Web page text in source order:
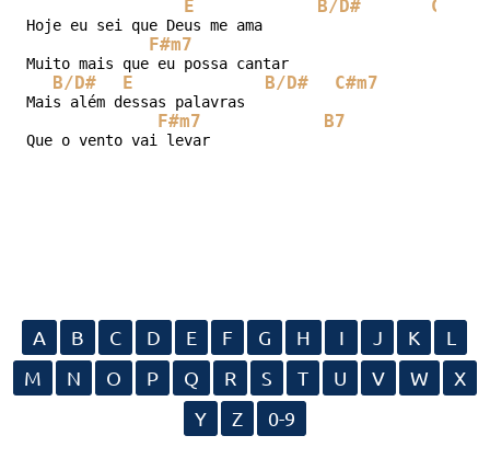
E B/D# C#m7
Hoje eu sei que Deus me ama
F#m7
Muito mais que eu possa cantar
B/D# E B/D# C#m7
Mais além dessas palavras
F#m7 B7
Que o vento vai levar
A B C D E F G H I J K
L
M
N O P Q R S T U V W
X
Y
Z 0-9